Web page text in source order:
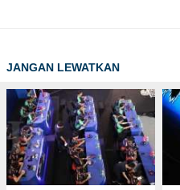
JANGAN LEWATKAN